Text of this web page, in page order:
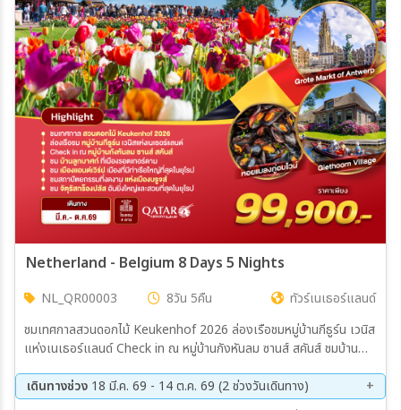
Netherland - Belgium 8 Days 5 Nights
NL_QR00003 8วัน 5คืน
ทัวร์เนเธอร์แลนด์
ชมเทศกาลสวนดอกไม้ Keukenhof 2026 ล่องเรือชมหมู่บ้านกีธูร์น เวนิส
แห่งเนเธอร์แลนด์ Check in ณ หมู่บ้านกังหันลม ซานส์ สคันส์ ชมบ้าน
ที่สุดในยุโรป ชมสถาปัตยกรรมที่งดงาม แห่งเมืองบรูจส์ ชมจัตุรัสกร็อง
ปลัส อันยิ่งใหญ่และสวยที่สุดในยุโรป ณ กรุงบรัสเซลส์
เดินทางช่วง 18 มี.ค. 69 - 14 ต.ค. 69 (2 ช่วงวันเดินทาง)